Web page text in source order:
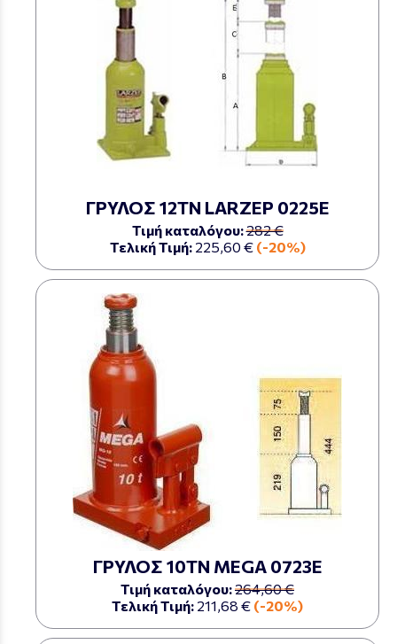
ΓΡΥΛΟΣ 12ΤΝ LARZEP 0225Ε
Τιμή καταλόγου:282 €
Τελική Τιμή: 225,60 € (-20%)
ΓΡΥΛΟΣ 10ΤΝ ΜΕGA 0723Ε
Τιμή καταλόγου:264,60 €
Τελική Τιμή: 211,68 € (-20%)